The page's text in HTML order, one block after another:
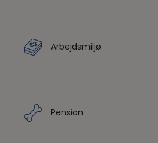
Arbejdsmiljø
Pension